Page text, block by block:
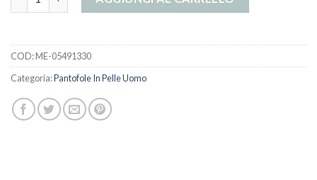
COD:ME-05491330
Categoria:Pantofole In Pelle Uomo